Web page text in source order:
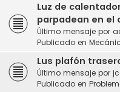
Luz de
parpadean en el
Último mensaje por
Publicado en
Lus plafón
Último mensaje por
Publicado en